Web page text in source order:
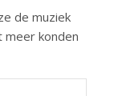
de muziek
meer konden